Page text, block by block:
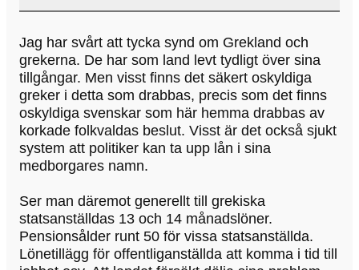
Jag har svårt att tycka synd om Grekland och
grekerna. De har som land levt tydligt över sina
tillgångar. Men visst finns det säkert oskyldiga
greker i detta som drabbas, precis som det finns
oskyldiga svenskar som här hemma drabbas av
korkade folkvaldas beslut. Visst är det också sjukt
system att politiker kan ta upp lån i sina
medborgares namn.
Ser man däremot generellt till grekiska
statsanställdas 13 och 14 månadslöner.
Pensionsålder runt 50 för vissa statsanställda.
Lönetillägg för offentliganställda att komma i tid till